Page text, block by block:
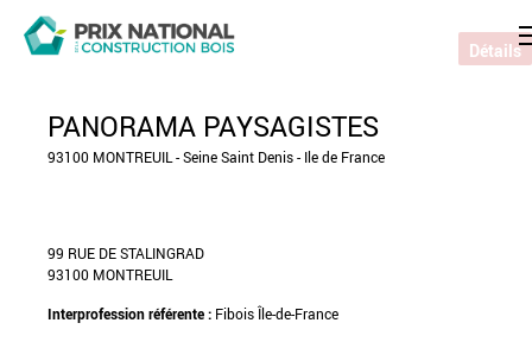
PANORAMA PAYSAGISTES
93100 MONTREUIL - Seine Saint Denis - Ile de France
99 RUE DE STALINGRAD
93100 MONTREUIL
Interprofession référente : Fibois Île-de-France
Détails